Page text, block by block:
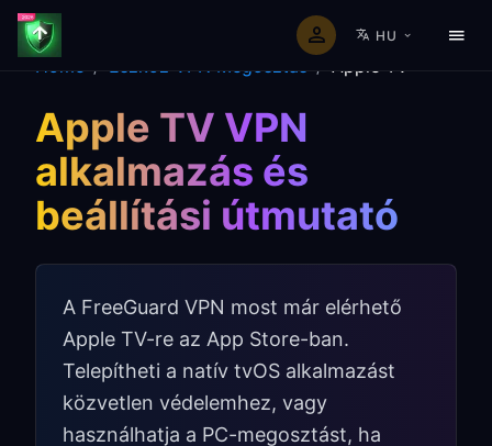
HU
Home / Eszköz VPN Megosztás / Apple TV
Apple TV VPN
alkalmazás és
beállítási útmutató
A FreeGuard VPN most már elérhető
Apple TV-re az App Store-ban.
Telepítheti a natív tvOS alkalmazást
közvetlen védelemhez, vagy
használhatja a PC-megosztást, ha